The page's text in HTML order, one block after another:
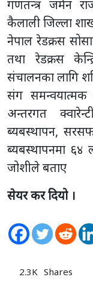
गणतन्त्र जर्मन
कैलाली जिल्ला
नेपाल रेडक्रस
तथा रेडक्रस
संचालनका लागि
संग
अन्तरगत
ब्यबस्थापन,
ब्यबस्थापनमा ६४
जोशीले बताए
सेयर कर दियो ।
2.3K Shares